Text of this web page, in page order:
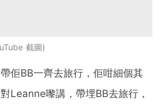
截圖
佢BB一齊去旅行，佢咁細個其
Leanne嚟講，帶埋BB去旅行，